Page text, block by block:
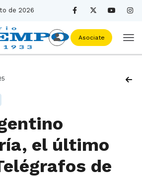
de 2026
Asociate
el último
de